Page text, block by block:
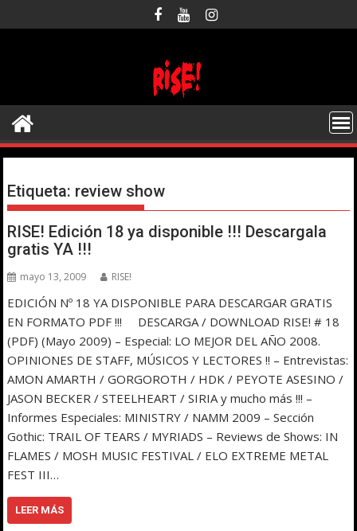
al
Etiqueta: review show
RISE! Edición 18 ya disponible !!! Descargala
gratis YA !!!
mayo 13, 2009 RISE!
EDICIÓN Nº 18 YA DISPONIBLE PARA DESCARGAR GRATIS
EN FORMATO PDF !!! DESCARGA / DOWNLOAD RISE! # 18
(PDF) (Mayo 2009) – Especial: LO MEJOR DEL AÑO 2008.
OPINIONES DE STAFF, MÚSICOS Y LECTORES !! – Entrevistas:
AMON AMARTH / GORGOROTH / HDK / PEYOTE ASESINO /
JASON BECKER / STEELHEART / SIRIA y mucho más !!! –
Informes Especiales: MINISTRY / NAMM 2009 – Sección
Gothic: TRAIL OF TEARS / MYRIADS – Reviews de Shows: IN
FLAMES / MOSH MUSIC FESTIVAL / ELO EXTREME METAL
FEST III…
LEER MÁS